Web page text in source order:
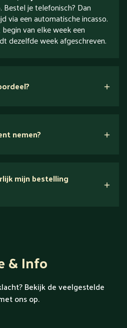
. Bestel je telefonisch? Dan
via een automatische incasso.
van elke week een
dezelfde week afgeschreven.
nemen?
mijn bestelling
& Info
Bekijk de veelgestelde
ons op.